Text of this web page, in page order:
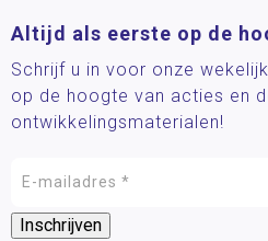
Altijd als eerste op de
Schrijf u in voor onze
op de hoogte van acties en
ontwikkelingsmaterialen!